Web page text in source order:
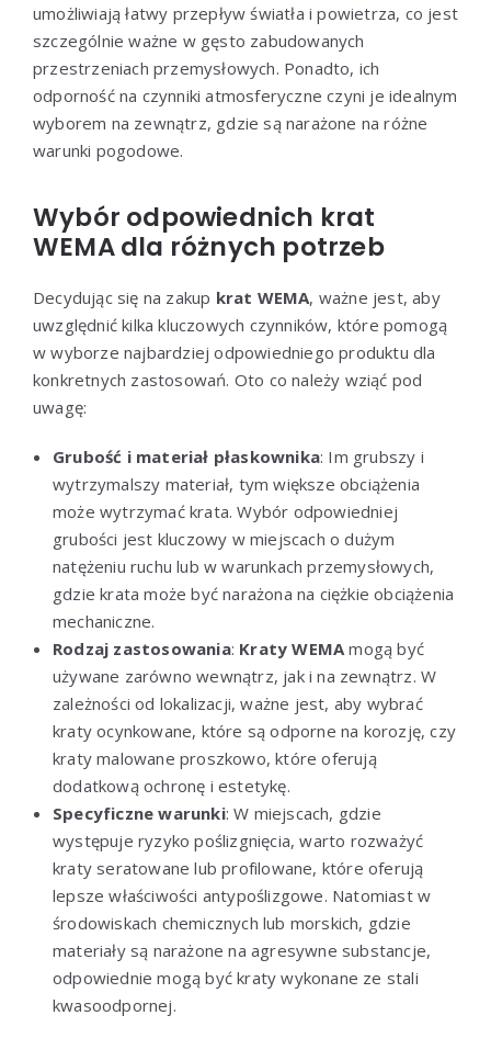
umożliwiają łatwy przepływ światła i powietrza, co jest
szczególnie ważne w gęsto zabudowanych
przestrzeniach przemysłowych. Ponadto, ich
odporność na czynniki atmosferyczne czyni je idealnym
wyborem na zewnątrz, gdzie są narażone na różne
warunki pogodowe.
Wybór odpowiednich krat
WEMA dla różnych potrzeb
Decydując się na zakup krat WEMA, ważne jest, aby
uwzględnić kilka kluczowych czynników, które pomogą
w wyborze najbardziej odpowiedniego produktu dla
konkretnych zastosowań. Oto co należy wziąć pod
uwagę:
Grubość i materiał płaskownika: Im grubszy i
wytrzymalszy materiał, tym większe obciążenia
może wytrzymać krata. Wybór odpowiedniej
grubości jest kluczowy w miejscach o dużym
natężeniu ruchu lub w warunkach przemysłowych,
gdzie krata może być narażona na ciężkie obciążenia
mechaniczne.
Rodzaj zastosowania: Kraty WEMA mogą być
używane zarówno wewnątrz, jak i na zewnątrz. W
zależności od lokalizacji, ważne jest, aby wybrać
kraty ocynkowane, które są odporne na korozję, czy
kraty malowane proszkowo, które oferują
dodatkową ochronę i estetykę.
Specyficzne warunki: W miejscach, gdzie
występuje ryzyko poślizgnięcia, warto rozważyć
kraty seratowane lub profilowane, które oferują
lepsze właściwości antypoślizgowe. Natomiast w
środowiskach chemicznych lub morskich, gdzie
materiały są narażone na agresywne substancje,
odpowiednie mogą być kraty wykonane ze stali
kwasoodpornej.